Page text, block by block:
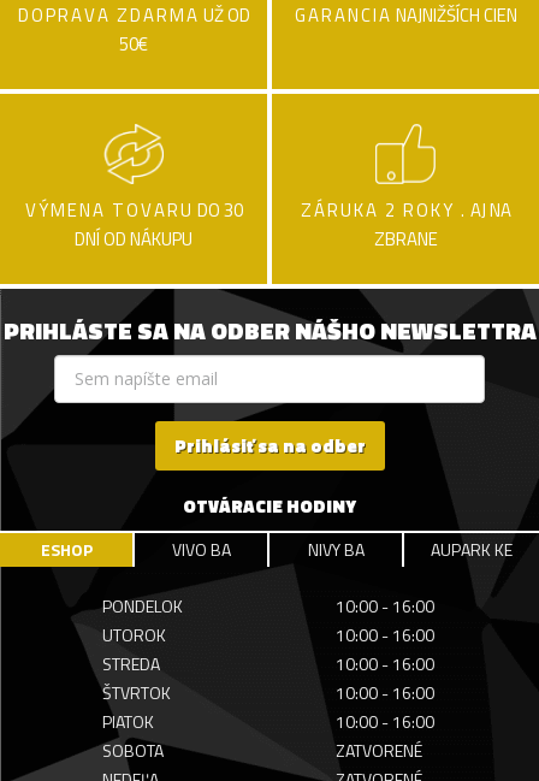
DOPRAVA ZDARMA UŽ OD
50€
GARANCIA NAJNIŽŠÍCH CIEN
VÝMENA TOVARU DO 30
DNÍ OD NÁKUPU
ZÁRUKA 2 ROKY . AJ NA
ZBRANE
PRIHLÁSTE SA NA ODBER NÁŠHO NEWSLETTRA
Prihlásiť sa na odber
OTVÁRACIE HODINY
ESHOP VIVO BA NIVY BA AUPARK KE
PONDELOK
10:00 - 16:00
UTOROK
10:00 - 16:00
STREDA
10:00 - 16:00
ŠTVRTOK
10:00 - 16:00
PIATOK
10:00 - 16:00
SOBOTA
ZATVORENÉ